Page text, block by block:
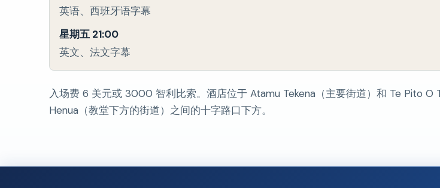
英语、西班牙语字幕
星期五 21:00
英文、法文字幕
入场费 6 美元或 3000 智利比索。酒店位于 Atamu Tekena（主要街道）和 Te Pito O
Henua（教堂下方的街道）之间的十字路口下方。